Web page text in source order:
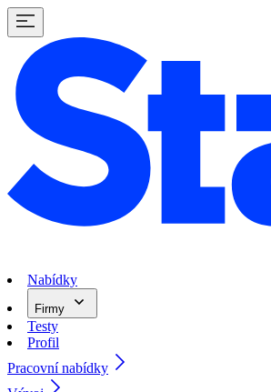
Nabídky
Firmy
Testy
Profil
Pracovní nabídky